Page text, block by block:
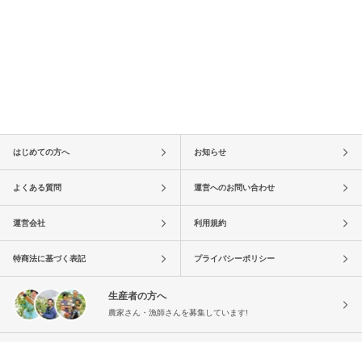
はじめての方へ お知らせ
よくある質問 運営へのお問い合わせ
運営会社 利用規約
特商法に基づく表記 プライバシーポリシー
生産者の方へ
農家さん・漁師さんを募集しています!